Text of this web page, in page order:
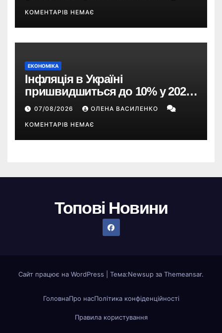
КОМЕНТАРІВ НЕМАЄ
ЕКОНОМІКА
Інфляція в Україні
пришвидшиться до 10% у 2026
році — прогноз НБУ
07/08/2026 ОЛЕНА ВАСИЛЕНКО
КОМЕНТАРІВ НЕМАЄ
Топові Новини
Сайт працює на WordPress Тема:Newsup за Themeansar.
ГоловнаПро насПолітика конфіденційності
Правила користування